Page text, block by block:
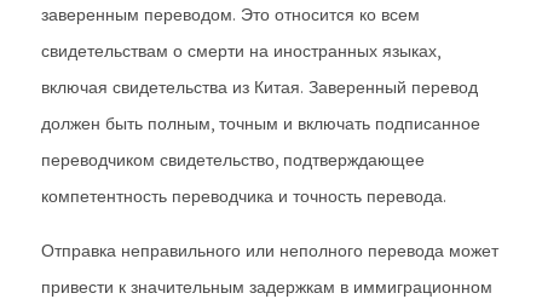
заверенным переводом. Это относится ко всем
свидетельствам о смерти на иностранных языках,
включая свидетельства из Китая. Заверенный перевод
должен быть полным, точным и включать подписанное
переводчиком свидетельство, подтверждающее
компетентность переводчика и точность перевода.
Отправка неправильного или неполного перевода может
привести к значительным задержкам в иммиграционном